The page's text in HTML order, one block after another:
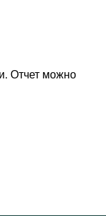
Отчет можно